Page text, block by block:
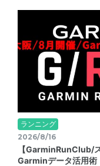
ランニング
2026/8/16
【GarminRunClub/
Garminデータ活用術